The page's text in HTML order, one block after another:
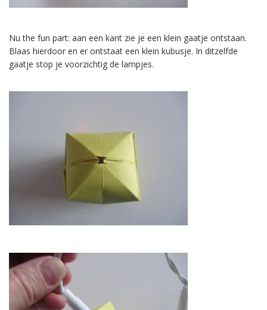
Nu the fun part: aan een kant zie je een klein gaatje ontstaan.
Blaas hierdoor en er ontstaat een klein kubusje. In ditzelfde
gaatje stop je voorzichtig de lampjes.